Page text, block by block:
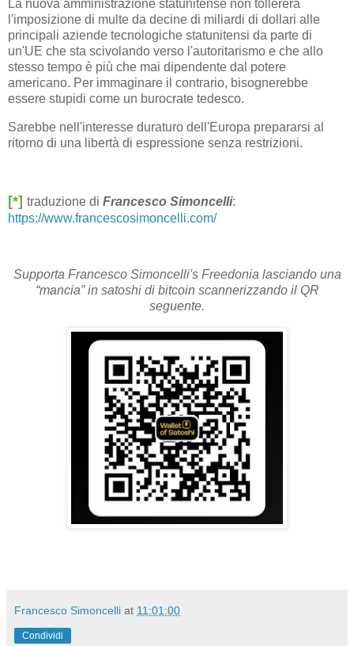
La nuova amministrazione statunitense non tollererà
l'imposizione di multe da decine di miliardi di dollari alle
principali aziende tecnologiche statunitensi da parte di
un'UE che sta scivolando verso l'autoritarismo e che allo
stesso tempo è più che mai dipendente dal potere
americano. Per immaginare il contrario, bisognerebbe
essere stupidi come un burocrate tedesco.
Sarebbe nell'interesse duraturo dell'Europa prepararsi al
ritorno di una libertà di espressione senza restrizioni.
[*] traduzione di Francesco Simoncelli:
https://www.francescosimoncelli.com/
Supporta Francesco Simoncelli's Freedonia lasciando una
“mancia” in satoshi di bitcoin scannerizzando il QR
seguente.
Francesco Simoncelli at 11:01:00
Condividi